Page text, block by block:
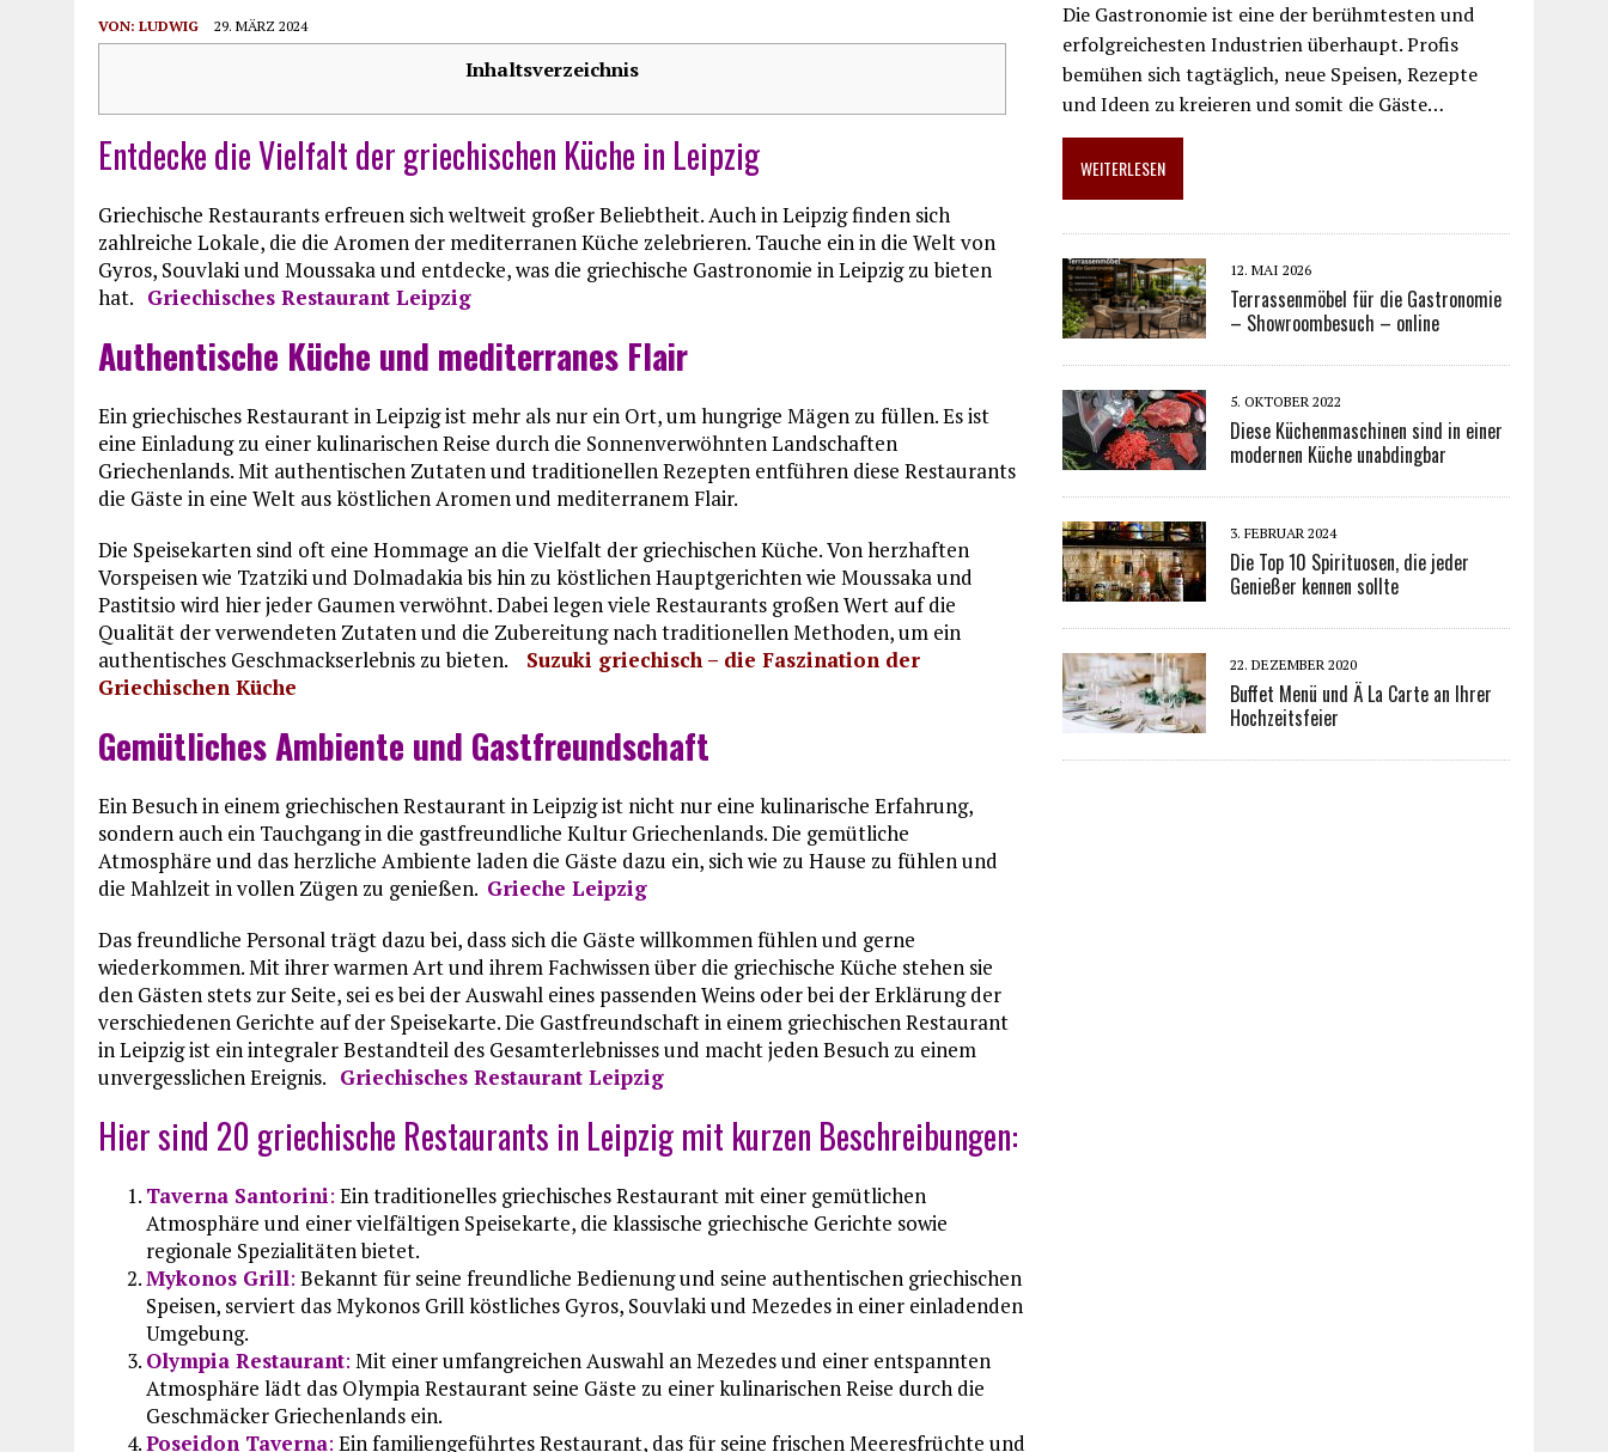
VON: LUDWIG 29. MÄRZ 2024
Inhaltsverzeichnis
Entdecke die Vielfalt der griechischen Küche in Leipzig
Griechische Restaurants erfreuen sich weltweit großer Beliebtheit. Auch in Leipzig finden sich
zahlreiche Lokale, die die Aromen der mediterranen Küche zelebrieren. Tauche ein in die Welt von
Gyros, Souvlaki und Moussaka und entdecke, was die griechische Gastronomie in Leipzig zu bieten
hat. Griechisches Restaurant Leipzig
Authentische Küche und mediterranes Flair
Ein griechisches Restaurant in Leipzig ist mehr als nur ein Ort, um hungrige Mägen zu füllen. Es ist
eine Einladung zu einer kulinarischen Reise durch die Sonnenverwöhnten Landschaften
Griechenlands. Mit authentischen Zutaten und traditionellen Rezepten entführen diese Restaurants
die Gäste in eine Welt aus köstlichen Aromen und mediterranem Flair.
Die Speisekarten sind oft eine Hommage an die Vielfalt der griechischen Küche. Von herzhaften
Vorspeisen wie Tzatziki und Dolmadakia bis hin zu köstlichen Hauptgerichten wie Moussaka und
Pastitsio wird hier jeder Gaumen verwöhnt. Dabei legen viele Restaurants großen Wert auf die
Qualität der verwendeten Zutaten und die Zubereitung nach traditionellen Methoden, um ein
authentisches Geschmackserlebnis zu bieten. Suzuki griechisch – die Faszination der
Griechischen Küche
Gemütliches Ambiente und Gastfreundschaft
Ein Besuch in einem griechischen Restaurant in Leipzig ist nicht nur eine kulinarische Erfahrung,
sondern auch ein Tauchgang in die gastfreundliche Kultur Griechenlands. Die gemütliche
Atmosphäre und das herzliche Ambiente laden die Gäste dazu ein, sich wie zu Hause zu fühlen und
die Mahlzeit in vollen Zügen zu genießen. Grieche Leipzig
Das freundliche Personal trägt dazu bei, dass sich die Gäste willkommen fühlen und gerne
wiederkommen. Mit ihrer warmen Art und ihrem Fachwissen über die griechische Küche stehen sie
den Gästen stets zur Seite, sei es bei der Auswahl eines passenden Weins oder bei der Erklärung der
verschiedenen Gerichte auf der Speisekarte. Die Gastfreundschaft in einem griechischen Restaurant
in Leipzig ist ein integraler Bestandteil des Gesamterlebnisses und macht jeden Besuch zu einem
unvergesslichen Ereignis. Griechisches Restaurant Leipzig
Hier sind 20 griechische Restaurants in Leipzig mit kurzen Beschreibungen:
Taverna Santorini: Ein traditionelles griechisches Restaurant mit einer gemütlichen
Atmosphäre und einer vielfältigen Speisekarte, die klassische griechische Gerichte sowie
regionale Spezialitäten bietet.
Mykonos Grill: Bekannt für seine freundliche Bedienung und seine authentischen griechischen
Speisen, serviert das Mykonos Grill köstliches Gyros, Souvlaki und Mezedes in einer einladenden
Umgebung.
Olympia Restaurant: Mit einer umfangreichen Auswahl an Mezedes und einer entspannten
Atmosphäre lädt das Olympia Restaurant seine Gäste zu einer kulinarischen Reise durch die
Geschmäcker Griechenlands ein.
Poseidon Taverna: Ein familiengeführtes Restaurant, das für seine frischen Meeresfrüchte und
Die Gastronomie ist eine der berühmtesten und
erfolgreichesten Industrien überhaupt. Profis
bemühen sich tagtäglich, neue Speisen, Rezepte
und Ideen zu kreieren und somit die Gäste…
WEITERLESEN
12. MAI 2026
Terrassenmöbel für die Gastronomie
– Showroombesuch – online
5. OKTOBER 2022
Diese Küchenmaschinen sind in einer
modernen Küche unabdingbar
3. FEBRUAR 2024
Die Top 10 Spirituosen, die jeder
Genießer kennen sollte
22. DEZEMBER 2020
Buffet Menü und Ä La Carte an Ihrer
Hochzeitsfeier